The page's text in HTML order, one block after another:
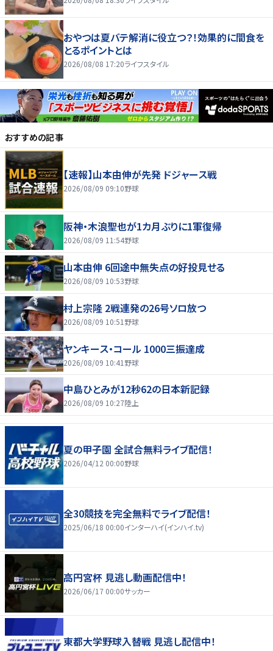
おやつは夏バテ解消に役立つ？！効果的に間食を
とるポイントとは
2026/08/08 17:20ライフスタイル
おすすめの記事
【速報】山本由伸が先発 ドジャース戦
2026/08/09 09:10野球
阪神・木浪聖也が1カ月ぶりに1軍復帰
2026/08/09 11:54野球
山本由伸 6回途中無失点の好投見せる
2026/08/09 10:53野球
村上宗隆 2戦連発の26号ソロ放つ
2026/08/09 10:51 野球
ヤンキース・コール 1000三振達成
2026/08/09 10:41 野球
中島ひとみが12秒62の日本新記録
2026/08/09 10:27陸上
夏の甲子園 全試合無料ライブ配信！
2026/04/12 00:00野球
全30競技を完全無料でライブ配信！
2025/06/18 00:00インターハイ(インハイ.tv)
高円宮杯 見逃し動画配信中！
2026/06/17 00:00サッカー
東都大学野球入替戦 見逃し配信中！